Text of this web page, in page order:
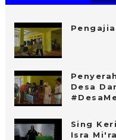
Desa
Sing
Isra